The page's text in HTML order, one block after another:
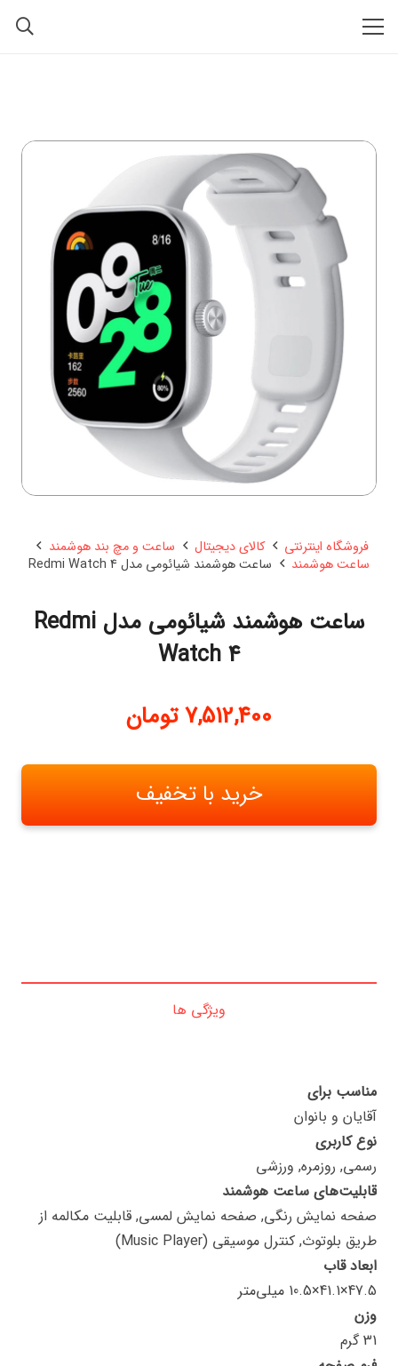
فروشگاه اینترنتی کالای دیجیتال
ساعت و مچ بند هوشمند
ساعت هوشمند
ساعت هوشمند شیائومی مدل Redmi Watch 4
ساعت هوشمند شیائومی مدل Redmi
Watch 4
7,512,400 تومان
خرید با تخفیف
ویژگی ها
مناسب برای
آقایان و بانوان
نوع کاربری
رسمی, روزمره, ورزشی
قابلیت‌های ساعت هوشمند
صفحه نمایش رنگی, صفحه نمایش لمسی, قابلیت مکالمه از
طریق بلوتوث, کنترل موسیقی (Music Player)
ابعاد قاب
47.5×41.1×10.5 میلی‌متر
وزن
31 گرم